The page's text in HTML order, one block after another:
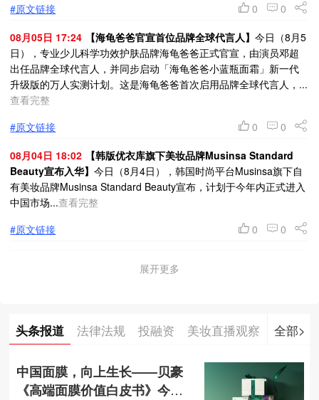
#原文链接
0
0
08月05日 17:24
【海龟爸爸官宣首位品牌全球代言人】今日（8月5
日），专业少儿科学功效护肤品牌海龟爸爸正式官宣，由演员邓超
出任品牌全球代言人，并同步启动「海龟爸爸小蓝瓶面霜」新一代
升级版的万人实测计划。这是海龟爸爸首次启用品牌全球代言人，...
查看完整
#原文链接
0
0
08月04日 18:02
【韩版优衣库旗下美妆品牌Musinsa Standard
Beauty宣布入华】今日（8月4日），韩国时尚平台Musinsa旗下自
有美妆品牌Musinsa Standard Beauty宣布，计划于今年内正式进入
中国市场...查看完整
#原文链接
0 0
展开更多
头条报道 法律法规 投融资 美妆直播观察 头条专
全部>
中国面膜，向上生长——贝豪
《高端面膜价值白皮书》今日